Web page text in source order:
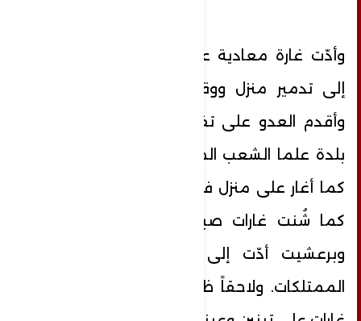
وأدّت غارة معادية على بلدة وادي جيلو
إلى تدمير منزل ووقوع إصابات طفيفة.
وأقدم العدو على تفجير اربعة منازل في
بلدة علما الشعب المتاخمة للخط الازرق،
كما أغار على منزل في بلدة عيتا الشعب.
كما شُنت غارات صباحاً على بنت جبيل
وبرعشيت أدّت إلى أضرار جسيمة في
الممتلكات. ولاحقاً ظهر اليوم، شنّ العدو